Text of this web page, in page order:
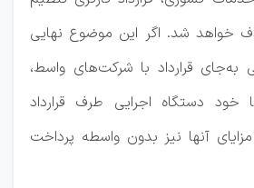
خواهد شد. اگر این موضوع نهایی
به‌جای قرارداد با شرکت‌های واسط،
دستگاه اجرایی طرف قرارداد
آنها نیز بدون واسطه پرداخت